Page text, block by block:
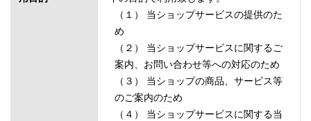
（１） 当ショップサービスの提供のた
め
（２） 当ショップサービスに関するご
案内、お問い合わせ等への対応のため
（３） 当ショップの商品、サービス等
のご案内のため
（４） 当ショップサービスに関する当